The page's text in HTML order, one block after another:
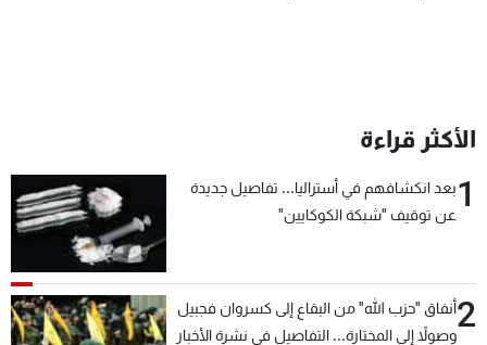
الأكثر قراءة
1بعد انكشافهم في أستراليا... تفاصيل جديدة
عن توقيف "شبكة الكوكايين"
2أنفاق "حزب الله" من البقاع إلى كسروان فجبيل
وصولاً إلى المختارة... التفاصيل في نشرة الأخبار